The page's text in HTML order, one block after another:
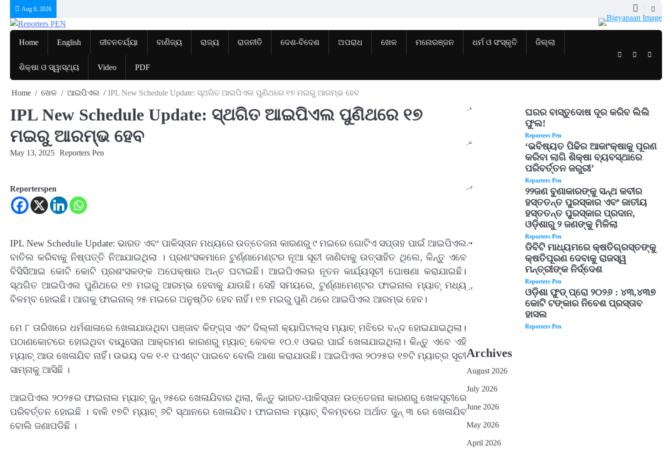
content
Aug 8, 2026
Home English ଜୀବନଚର୍ଯ୍ୟା ବାଣିଜ୍ୟ ରାଜ୍ୟ ରାଜନୀତି ଦେଶ-ବିଦେଶ ଅପରାଧ ଖେଳ ମନୋରଞ୍ଜନ ଧର୍ମ ଓ ସଂସ୍କୃତି ଜିଲ୍ଲା
ଶିକ୍ଷା ଓ ସ୍ୱାସ୍ଥ୍ୟ Video PDF
TwitterFacebook
Home ଖେଳ ଆଇପିଏଲ IPL New Schedule Update: ସ୍ଥଗିତ ଆଇପିଏଲ ପୁଣିଥରେ ୧୭ ମଇରୁ ଆରମ୍ଭ ହେବ
IPL New Schedule Update: ସ୍ଥଗିତ ଆଇପିଏଲ ପୁଣିଥରେ ୧୭
ମଇରୁ ଆରମ୍ଭ ହେବ
May 13, 2025 Reporters Pen
Reporterspen
IPL New Schedule Update: ଭାରତ ଏବଂ ପାକିସ୍ତାନ ମଧ୍ୟରେ ଉତ୍ତେଜନା କାରଣରୁ ୯ ମଇରେ ଗୋଟିଏ ସପ୍ତାହ ପାଇଁ ଆଇପିଏଲ
ବାତିଲ କରିବାକୁ ନିଷ୍ପତ୍ତି ନିଆଯାଇଥିଲା । ପ୍ରଶଂସକମାନେ ଟୁର୍ଣ୍ଣାମେଣ୍ଟର ନୂଆ ସୂଚୀ ଜାଣିବାକୁ ଉତ୍ସାହିତ ଥିଲେ, କିନ୍ତୁ ଏବେ
ବିସିସିଆଇ କୋଟି କୋଟି ପ୍ରଶଂସକଙ୍କ ଅପେକ୍ଷାର ଅନ୍ତ ଘଟାଇଛି। ଆଇପିଏଲର ନୂତନ କାର୍ଯ୍ୟସୂଚୀ ଘୋଷଣା କରାଯାଇଛି।
ସ୍ଥଗିତ ଆଇପିଏଲ ପୁଣିଥରେ ୧୭ ମଇରୁ ଆରମ୍ଭ ହେବାକୁ ଯାଉଛି। ସେହି ସମୟରେ, ଟୁର୍ଣ୍ଣାମେଣ୍ଟର ଫାଇନାଲ ମ୍ୟାଚ୍ ମଧ୍ୟ
ବିଳମ୍ବ ହୋଇଛି। ଆଗକୁ ଫାଇନାଲ୍ ୨୫ ମଇରେ ଅନୁଷ୍ଠିତ ହେବ ନାହିଁ। ୧୭ ମଇରୁ ପୁଣି ଥରେ ଆଇପିଏଲ ଆରମ୍ଭ ହେବ।
ମେ ୮ ତାରିଖରେ ଧର୍ମଶାଳାରେ ଖେଳାଯାଉଥିବା ପଞ୍ଜାବ କିଙ୍ଗ୍ସ ଏବଂ ଦିଲ୍ଲୀ କ୍ୟାପିଟାଲ୍ସ ମ୍ୟାଚ୍ ମଝିରେ ବନ୍ଦ ହୋଇଯାଇଥିଲା।
ପଠାଣକୋଟରେ ହୋଇଥିବା ବାୟୁସେନା ଆକ୍ରମଣ କାରଣରୁ ମ୍ୟାଚ୍ କେବଳ ୧୦.୧ ଓଭର ପାଇଁ ଖେଳାଯାଇଥିଲା। କିନ୍ତୁ ଏବେ ଏହି
ମ୍ୟାଚ୍ ଆଉ ଖେଳାଯିବ ନାହିଁ। ଉଭୟ ଦଳ ୧-୧ ପଏଣ୍ଟ ପାଇବେ ବୋଲି ଆଶା କରାଯାଉଛି। ଆଇପିଏଲ ୨୦୨୫ର ୧୭ଟି ମ୍ୟାଚ୍‌ର ସୂଚୀ
ସାମ୍ନାକୁ ଆସିଛି ।
ଆଇପିଏଲ ୨୦୨୫ର ଫାଇନାଲ ମ୍ୟାଚ୍ ଜୁନ୍ ୨୫ରେ ଖେଳାଯିବାର ଥିଲା, କିନ୍ତୁ ଭାରତ-ପାକିସ୍ତାନ ଉତ୍ତେଜନା କାରଣରୁ ଖେଳସୂଚୀରେ
ପରିବର୍ତ୍ତନ ହୋଇଛି । ବାକି ୧୭ଟି ମ୍ୟାଚ୍ ୬ଟି ସ୍ଥାନରେ ଖେଳାଯିବ। ଫାଇନାଲ ମ୍ୟାଚ୍ ବିଳମ୍ବରେ ଅର୍ଥାତ ଜୁନ୍ ୩ ରେ ଖେଳାଯିବ
ବୋଲି ଜଣାପଡିଛି ।
1
ଘରର ବାସ୍ତୁଦୋଷ ଦୂର କରିବ ଲିଲି
ଫୁଲ!
Reporters Pen
2
‘ଭବିଷ୍ୟତ ପିଢିର ଆକାଂକ୍ଷାକୁ ପୂରଣ
କରିବା ଲାଗି ଶିକ୍ଷା ବ୍ୟବସ୍ଥାରେ
ପରିବର୍ତ୍ତନ ଜରୁରୀ’
Reporters Pen
3
୨୨ଜଣ ବୁଣାକାରଙ୍କୁ ସନ୍ଥ କବୀର
ହସ୍ତତନ୍ତ ପୁରସ୍କାର ଏବଂ ଜାତୀୟ
ହସ୍ତତନ୍ତ ପୁରସ୍କାର ପ୍ରଦାନ,
ଓଡ଼ିଶାରୁ ୨ ଜଣଙ୍କୁ ମିଳିଲା
Reporters Pen
4
ଡିବିଟି ମାଧ୍ୟମରେ କ୍ଷତିଗ୍ରସ୍ତଙ୍କୁ
କ୍ଷତିପୂରଣ ଦେବାକୁ ରାଜସ୍ୱ
ମନ୍ତ୍ରୀଙ୍କ ନିର୍ଦ୍ଦେଶ
Reporters Pen
5
ଓଡ଼ିଶା ଫୁଡ୍ ପ୍ରୋ ୨୦୨୬ : ୪୩,୪୩୭
କୋଟି ଟଙ୍କାର ନିବେଶ ପ୍ରସ୍ତାବ
ହାସଲ
Reporters Pen
Archives
August 2026
July 2026
June 2026
May 2026
April 2026